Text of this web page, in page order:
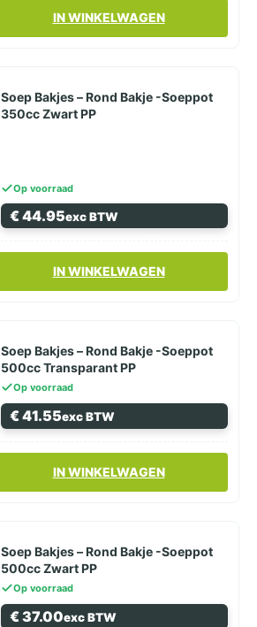
IN WINKELWAGEN
Soep Bakjes – Rond Bakje -Soeppot
350cc Zwart PP
Op voorraad
€44.95exc BTW
IN WINKELWAGEN
Soep Bakjes – Rond Bakje -Soeppot
500cc Transparant PP
Op voorraad
€41.55exc BTW
IN WINKELWAGEN
Soep Bakjes – Rond Bakje -Soeppot
500cc Zwart PP
Op voorraad
€37.00exc BTW